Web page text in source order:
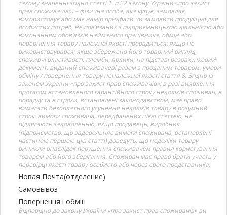
такому значенні згідно статті 1. п.22 закону України «про захист
прав споживачів») – фізична особа, яка купує, замовляє,
використовує або має намір придбати чи замовити продукцію для
особистих потреб, не пов’язаних з підприємницькою діяльністю або
виконанням обов’язків найманого працівника. обмін або
повернення товару належної якості провадиться: якщо не
використовувався; якщо збережено його товарний вигляд,
споживчі властивості, пломби, ярлики; на підставі розрахунковий
документ, виданий споживачеві разом з проданим товаром. умови
обміну / повернення товару неналежної якості стаття 8. Згідно із
законом України «про захист прав споживачів»: в разі виявлення
протягом встановленого гарантійного строку недоліків споживач, в
порядку та в строки, встановлені законодавством, має право
вимагати безоплатного усунення недоліків товару в розумний
строк. вимоги споживача, передбачених цією статтею, не
підлягають задоволенню, якщо продавець, виробник
(підприємство, що задовольняє вимоги споживача, встановлені
частиною першою цієї статті) доведуть, що недоліки товару
виникли внаслідок порушення споживачем правил користування
товаром або його зберігання. Споживач має право брати участь у
перевірці якості товару особисто або через свого представника.
Новая Почта(отделение)
Самовывоз
Повернення і обмін
Відповідно до закону України «про захист прав споживачів» ви